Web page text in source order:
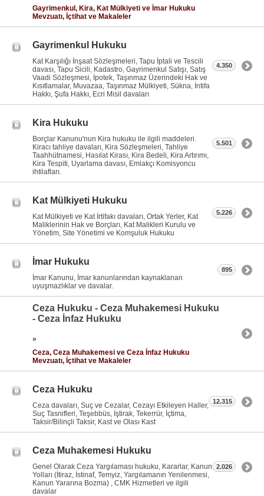
Gayrimenkul, Kira, Kat Mülkiyeti ve İmar Hukuku
Mevzuatı, İçtihat ve Makaleler
Gayrimenkul Hukuku
Kat Karşılığı İnşaat Sözleşmeleri, Tapu İptali ve Tescili
davası, Tapu Sicili, Kadastro, Gayrimenkul Satışı, Satış
Vaadi Sözleşmesi, İpotek, Taşınmaz Üzerindeki Hak ve
Kısıtlamalar, Muvazaa, Taşınmaz Mülkiyeti, Sükna, İntifa
Hakkı, Şufa Hakkı, Ecri Misil davaları
4.350
Kira Hukuku
Borçlar Kanunu'nun Kira hukuku ile ilgili maddeleri.
Kiracı tahliye davaları, Kira Sözleşmeleri, Tahliye
Taahhütnamesi, Hasılat Kirası, Kira Bedeli, Kira Artırımı,
Kira Tespiti, Uyarlama davası, Emlakçı Komisyoncu
ihtilafları.
5.501
Kat Mülkiyeti Hukuku
Kat Mülkiyeti ve Kat İrtifakı davaları, Ortak Yerler, Kat
Maliklerinin Hak ve Borçları, Kat Malikleri Kurulu ve
Yönetim, Site Yönetimi ve Komşuluk Hukuku
5.226
İmar Hukuku
İmar Kanunu, İmar kanunlarından kaynaklanan
uyuşmazlıklar ve davalar.
895
Ceza Hukuku - Ceza Muhakemesi Hukuku
- Ceza İnfaz Hukuku
»
Ceza, Ceza Muhakemesi ve Ceza İnfaz Hukuku
Mevzuatı, İçtihat ve Makaleler
Ceza Hukuku
Ceza davaları, Suç ve Cezalar, Cezayı Etkileyen Haller,
Suç Tasnifleri, Teşebbüs, İştirak, Tekerrür, İçtima,
Taksir/Bilinçli Taksir, Kast ve Olası Kast
12.315
Ceza Muhakemesi Hukuku
Genel Olarak Ceza Yargılaması hukuku, Kararlar, Kanun
Yolları (İtiraz, İstinaf, Temyiz, Yargılamanın Yenilenmesi,
Kanun Yararına Bozma) , CMK Hizmetleri ve ilgili
davalar
2.026